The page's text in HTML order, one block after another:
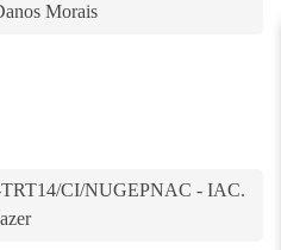
Morais
TRT14/CI/NUGEPNAC - IAC.